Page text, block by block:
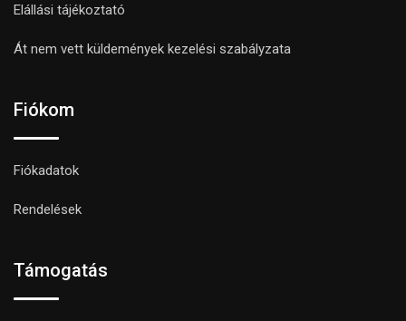
Elállási tájékoztató
Át nem vett küldemények kezelési szabályzata
Fiókom
Fiókadatok
Rendelések
Támogatás